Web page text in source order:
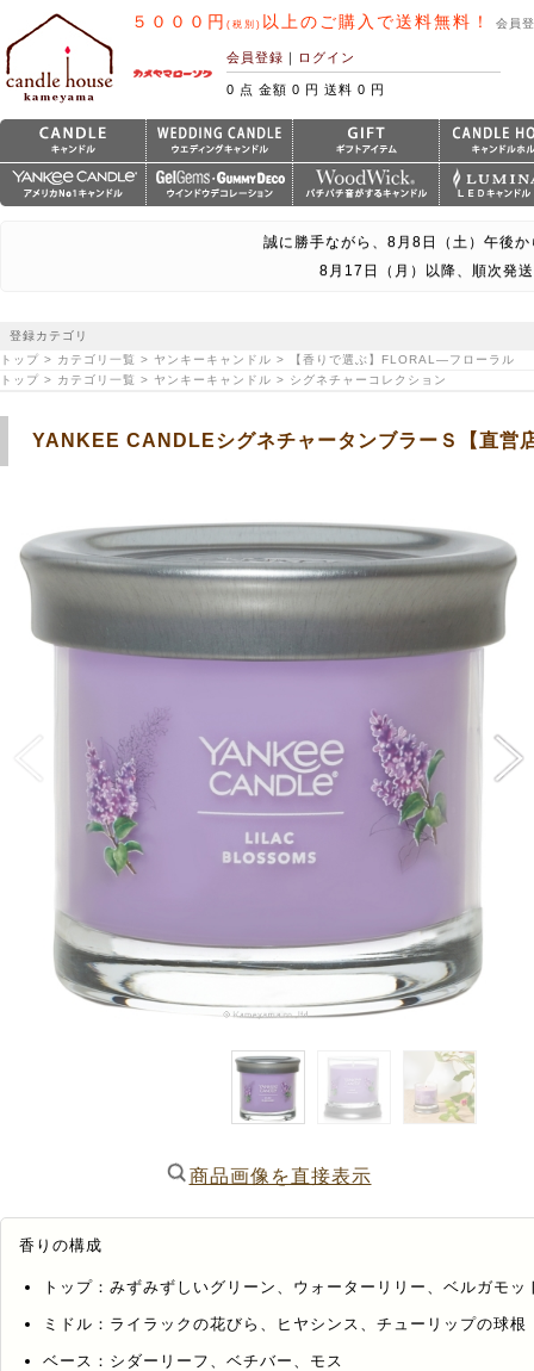
５０００円 (税別) 以上のご購入で送料無料！ 会員
会員登録 ｜ ログイン
0 点 金額 0 円 送料 0 円
誠に勝手ながら、8月8日（土）午後
8月17日（月）以降、順次発
登録カテゴリ
トップ > カテゴリ一覧 > ヤンキーキャンドル > 【香りで選ぶ】FLORAL―フローラル
トップ > カテゴリ一覧 > ヤンキーキャンドル > シグネチャーコレクション
YANKEE CANDLEシグネチャータンブラーＳ【直
商品画像を直接表示
香りの構成
トップ：みずみずしいグリーン、ウォーターリリー、ベルガモッ
ミドル：ライラックの花びら、ヒヤシンス、チューリップの球根
ベース：シダーリーフ、ベチバー、モス